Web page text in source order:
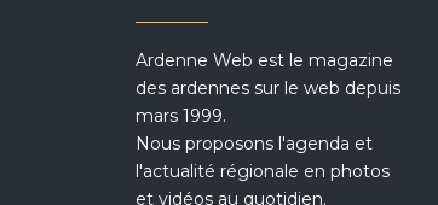
Ardenne Web est le magazine
des ardennes sur le web depuis
mars 1999.
Nous proposons l'agenda et
l'actualité régionale en photos
et vidéos au quotidien.